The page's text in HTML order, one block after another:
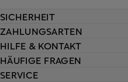
HILFE & KONTAKT
HÄUFIGE FRAGEN
SERVICE
SICHERHEIT
ZAHLUNGSARTEN